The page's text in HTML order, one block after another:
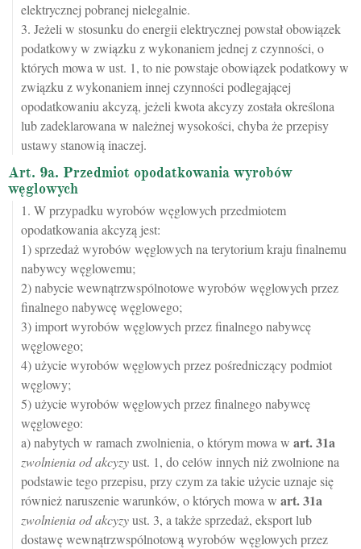
elektrycznej pobranej nielegalnie.
3. Jeżeli w stosunku do energii elektrycznej powstał obowiązek
podatkowy w związku z wykonaniem jednej z czynności, o
których mowa w ust. 1, to nie powstaje obowiązek podatkowy w
związku z wykonaniem innej czynności podlegającej
opodatkowaniu akcyzą, jeżeli kwota akcyzy została określona
lub zadeklarowana w należnej wysokości, chyba że przepisy
ustawy stanowią inaczej.
Art. 9a. Przedmiot opodatkowania wyrobów
węglowych
1. W przypadku wyrobów węglowych przedmiotem
opodatkowania akcyzą jest:
1) sprzedaż wyrobów węglowych na terytorium kraju finalnemu
nabywcy węglowemu;
2) nabycie wewnątrzwspólnotowe wyrobów węglowych przez
finalnego nabywcę węglowego;
3) import wyrobów węglowych przez finalnego nabywcę
węglowego;
4) użycie wyrobów węglowych przez pośredniczący podmiot
węglowy;
5) użycie wyrobów węglowych przez finalnego nabywcę
węglowego:
a) nabytych w ramach zwolnienia, o którym mowa w art.31a
zwolnienia od akcyzyust. 1, do celów innych niż zwolnione na
podstawie tego przepisu, przy czym za takie użycie uznaje się
również naruszenie warunków, o których mowa w art.31a
zwolnienia od akcyzyust. 3, a także sprzedaż, eksport lub
dostawę wewnątrzwspólnotową wyrobów węglowych przez